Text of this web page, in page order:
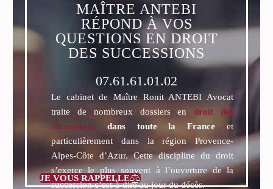
MAÎTRE ANTEBI
RÉPOND À VOS
QUESTIONS EN DROIT
DES SUCCESSIONS
07.61.61.01.02
Le cabinet de Maître Ronit ANTEBI Avocat
traite de nombreux dossiers en droit des
successions dans toute la France et
particulièrement dans la région Provence-
Alpes-Côte d’Azur. Cette discipline du droit
s’exerce le plus souvent à l’ouverture de la
succession c’est-à-dire au jour du décès.
JE VOUS RAPPELLE